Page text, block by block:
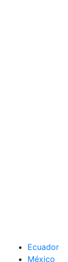
Ecuador
México